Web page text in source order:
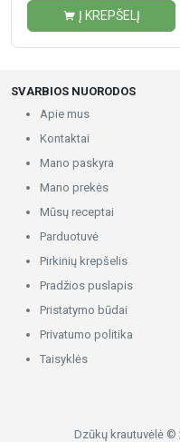
Į KREPŠELĮ
SVARBIOS NUORODOS
Apie mus
Kontaktai
Mano paskyra
Mano prekės
Mūsų receptai
Parduotuvė
Pirkinių krepšelis
Pradžios puslapis
Pristatymo būdai
Privatumo politika
Taisyklės
Dzūkų krautuvėlė